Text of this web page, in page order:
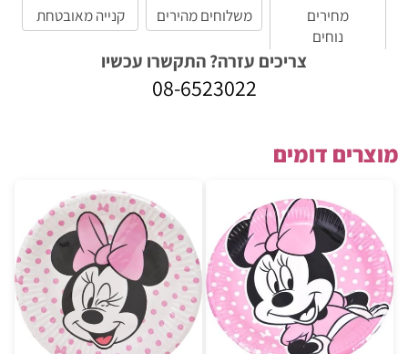
מחירים
נוחים
משלוחים מהירים קנייה מאובטחת
צריכים עזרה? התקשרו עכשיו
08-6523022
מוצרים דומים